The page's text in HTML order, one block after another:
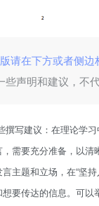
请在下方或者侧边
声明和建议，不
撰写建议：在理论学
需要充分准备，以清
主题和立场，在“坚
要传达的信息。可以